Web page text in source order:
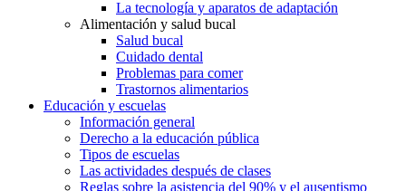
La tecnología y aparatos de adaptación
Alimentación y salud bucal
Salud bucal
Cuidado dental
Problemas para comer
Trastornos alimentarios
Educación y escuelas
Información general
Derecho a la educación pública
Tipos de escuelas
Las actividades después de clases
Reglas sobre la asistencia del 90% y el ausentismo